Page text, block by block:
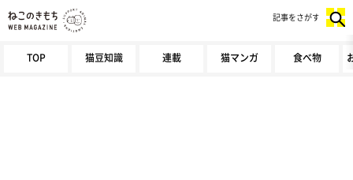
TOP 猫豆知識 連載 猫マンガ 食べ物
記事をさがす